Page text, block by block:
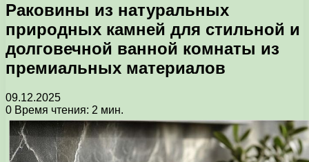
Раковины из натуральных
природных камней для стильной и
долговечной ванной комнаты из
премиальных материалов
09.12.2025
0 Время чтения: 2 мин.